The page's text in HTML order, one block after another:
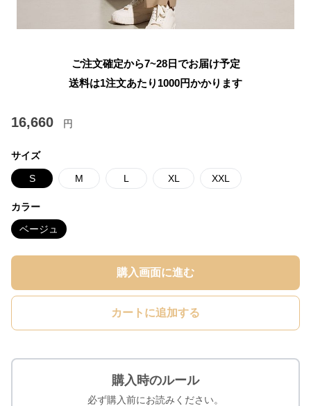
ご注文確定から7~28日でお届け予定
送料は1注文あたり 1000円かかります
16,660 円
サイズ
S M L XL XXL
カラー
ベージュ
購入画面に進む
カートに追加する
購入時のルール
必ず購入前にお読みください。